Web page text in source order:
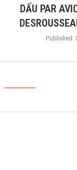
DẤU PAR
Published: